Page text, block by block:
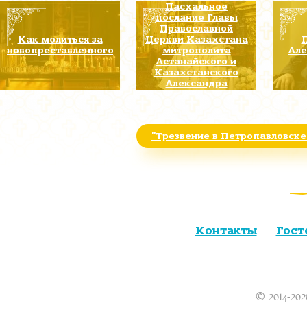
Как молиться за
новопреставленного
Пасхальное
послание Главы
Православной
Церкви Казахстана
митрополита
Астанайского и
Казахстанского
Александра
"Трезвение в
Контакты
© 2014-